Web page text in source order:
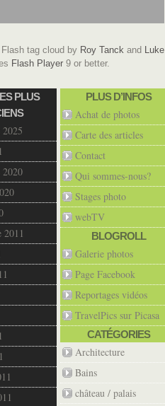
tag cloud by Roy Tanck and Luke
Flash Player 9 or better.
PLUS
2025
2020
2011
PLUS D’INFOS
Achat de photos
Carte des articles
Contact
Qui sommes-nous?
Stages photo
webTV
BLOGROLL
Galerie photos
Page Facebook
Reportages vidéos
TravelPics sur Picasa
CATÉGORIES
Architecture
Bains
château / palais